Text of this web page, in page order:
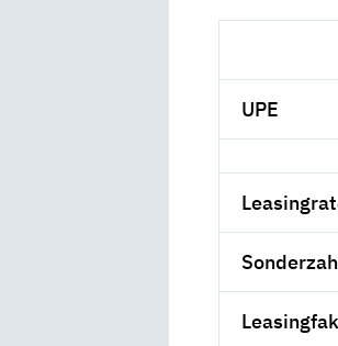
UPE